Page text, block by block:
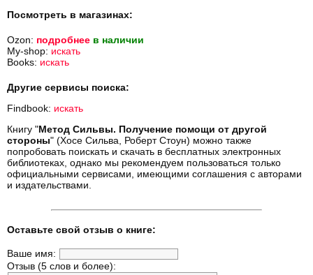
Посмотреть в магазинах:
Ozon: подробнее в наличии
My-shop: искать
Books: искать
Другие сервисы поиска:
Findbook: искать
Книгу "Метод Сильвы. Получение помощи от другой
стороны" (Хосе Сильва, Роберт Стоун) можно также
попробовать поискать и скачать в бесплатных электронных
библиотеках, однако мы рекомендуем пользоваться только
официальными сервисами, имеющими соглашения с авторами
и издательствами.
Оставьте свой отзыв о книге:
Ваше имя:
Отзыв (5 слов и более):